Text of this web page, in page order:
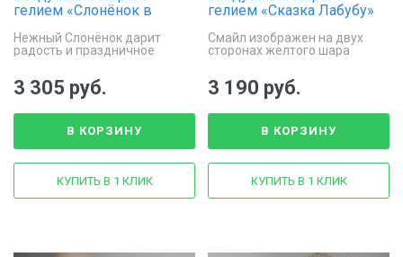
гелием «Слонёнок в
Нежный Слонёнок дарит
радость и праздничное
3 305 руб.
В КОРЗИНУ
КУПИТЬ В 1 КЛИК
гелием «Сказка Лабубу»
Смайл изображен на двух
сторонах желтого шара
3 190 руб.
В КОРЗИНУ
КУПИТЬ В 1 КЛИК